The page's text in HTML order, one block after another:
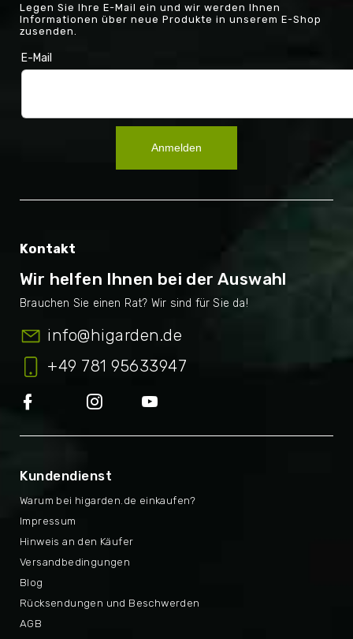
Legen Sie Ihre E-Mail ein und wir werden Ihnen
Informationen über neue Produkte in unserem E-Shop
zusenden.
E-Mail
Anmelden
Kontakt
Wir helfen Ihnen bei der Auswahl
info@higarden.de
+49 781 95633947
Kundendienst
Warum bei higarden.de einkaufen?
Rücksendungen und Beschwerden
Impressum
AGB
Hinweis an den Käufer
Versandbedingungen
Blog